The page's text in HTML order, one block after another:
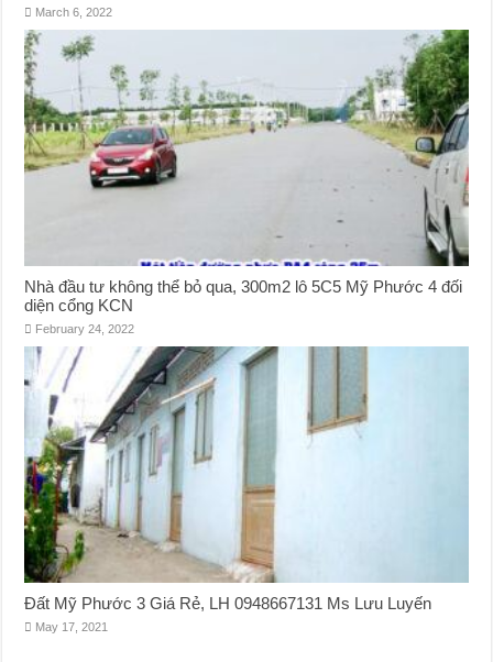
March 6, 2022
Nhà đầu tư không thể bỏ qua, 300m2 lô 5C5 Mỹ Phước 4 đối
diện cổng KCN
February 24, 2022
Đất Mỹ Phước 3 Giá Rẻ, LH 0948667131 Ms Lưu Luyến
May 17, 2021